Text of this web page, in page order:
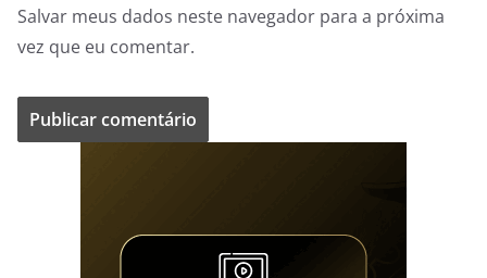
Salvar meus dados neste navegador para a próxima
vez que eu comentar.